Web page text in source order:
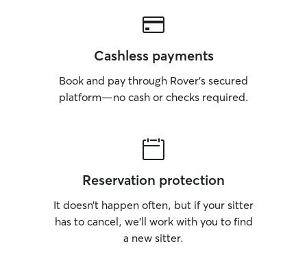
Cashless payments
Book and pay through Rover’s secured
platform—no cash or checks required.
Reservation protection
It doesn’t happen often, but if your sitter
has to cancel, we’ll work with you to find
a new sitter.